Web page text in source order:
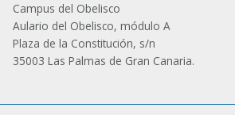
Campus del Obelisco
Aulario del Obelisco, módulo A
Plaza de la Constitución, s/n
35003 Las Palmas de Gran Canaria.